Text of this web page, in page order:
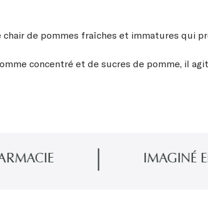
de pommes fraîches et immatures qui
concentré et de sucres de pomme, il
IMAGINÉ EN